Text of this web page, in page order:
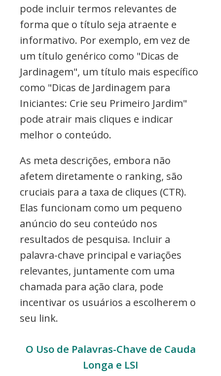
pode incluir termos relevantes de
forma que o título seja atraente e
informativo. Por exemplo, em vez de
um título genérico como "Dicas de
Jardinagem", um título mais específico
como "Dicas de Jardinagem para
Iniciantes: Crie seu Primeiro Jardim"
pode atrair mais cliques e indicar
melhor o conteúdo.
As meta descrições, embora não
afetem diretamente o ranking, são
cruciais para a taxa de cliques (CTR).
Elas funcionam como um pequeno
anúncio do seu conteúdo nos
resultados de pesquisa. Incluir a
palavra-chave principal e variações
relevantes, juntamente com uma
chamada para ação clara, pode
incentivar os usuários a escolherem o
seu link.
O Uso de Palavras-Chave de Cauda
Longa e LSI